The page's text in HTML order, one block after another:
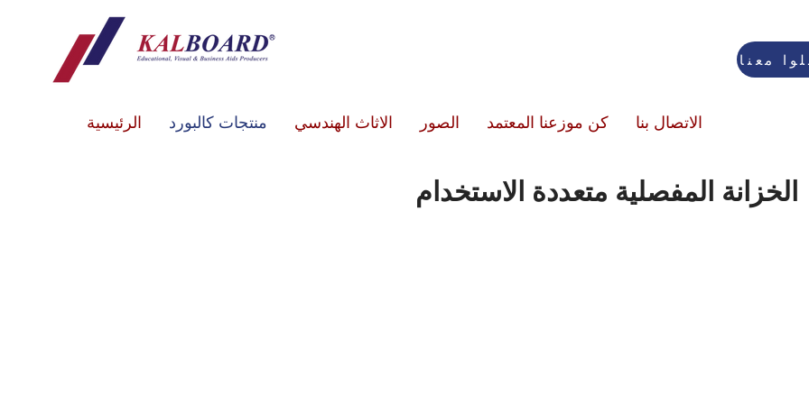
معنا
الرئيسية منتجات كالبورد الاثاث الهندسي الصور كن موزعنا المعتمد الاتصال بنا
الخزانة المفصلية متعددة الاستخدام